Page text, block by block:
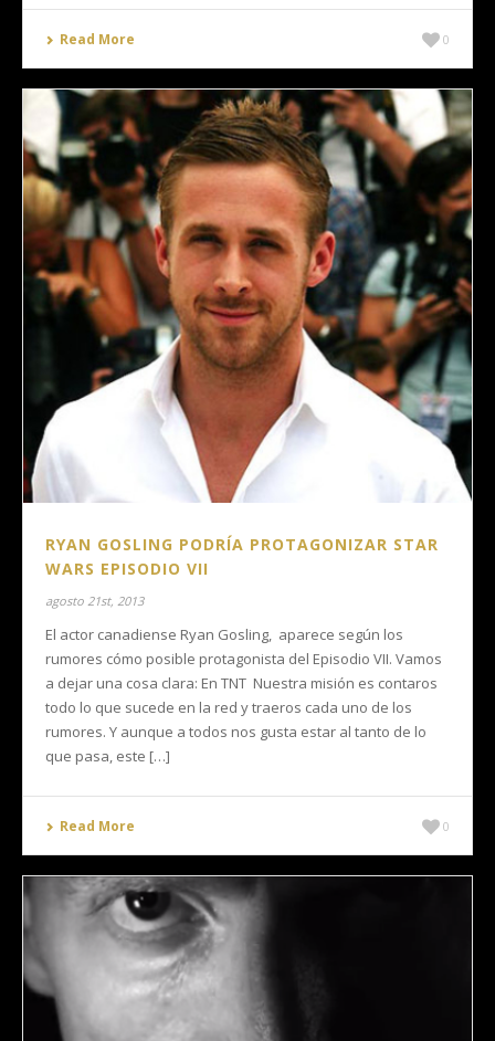
Read More 0
RYAN GOSLING PODRÍA PROTAGONIZAR STAR
WARS EPISODIO VII
agosto 21st, 2013
El actor canadiense Ryan Gosling, aparece según los
rumores cómo posible protagonista del Episodio VII. Vamos
a dejar una cosa clara: En TNT Nuestra misión es contaros
todo lo que sucede en la red y traeros cada uno de los
rumores. Y aunque a todos nos gusta estar al tanto de lo
que pasa, este […]
Read More 0